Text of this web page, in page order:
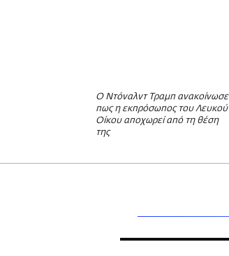
Ο Ντόναλντ Τραμπ ανακοίνωσε
πως η εκπρόσωπος του Λευκού
Οίκου αποχωρεί από τη θέση
της